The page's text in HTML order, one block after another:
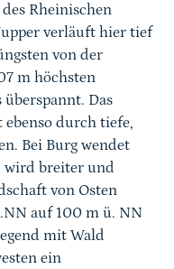
Rheinischen
verläuft hier tief
von der
m höchsten
Das
durch tiefe,
Bei Burg wendet
wird breiter und
von Osten
auf 100 m ü. NN
mit Wald
ein